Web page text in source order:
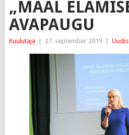
„MAAL
AVAPAUGU
Kuulutaja 27. september 2019